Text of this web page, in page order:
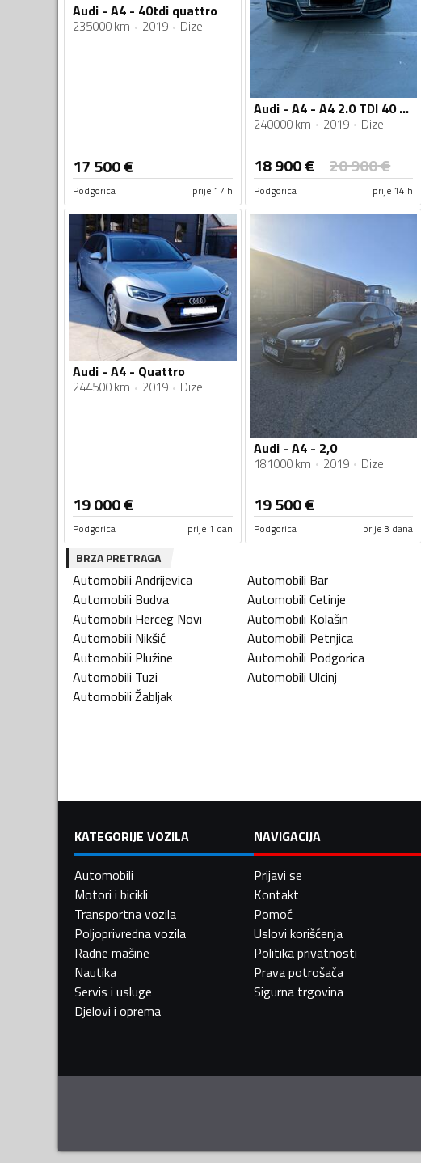
Audi - A4 - 40tdi quattro
235000 km 2019 Dizel
17 500€
Podgorica prije 17 h
Audi - A4 - A4 2.0 TDI 40 QUATTRO
240000 km 2019 Dizel
18 900€ 20 900€
Podgorica prije 14 h
Audi - A4 - Quattro
244500 km 2019 Dizel
19 000€
Podgorica prije 1 dan
Audi - A4 - 2,0
181000 km 2019 Dizel
19 500€
Podgorica prije 3 dana
BRZA PRETRAGA
Automobili Andrijevica Automobili Bar
Automobili Budva Automobili Cetinje
Automobili Herceg Novi Automobili Kolašin
Automobili Nikšić Automobili Petnjica
Automobili Plužine Automobili Podgorica
Automobili Tuzi Automobili Ulcinj
Automobili Žabljak
KATEGORIJE VOZILA
Automobili
Motori i bicikli
Transportna vozila
Poljoprivredna vozila
Radne mašine
Nautika
Servis i usluge
Djelovi i oprema
NAVIGACIJA
Prijavi se
Kontakt
Pomoć
Uslovi korišćenja
Politika privatnosti
Prava potrošača
Sigurna trgovina